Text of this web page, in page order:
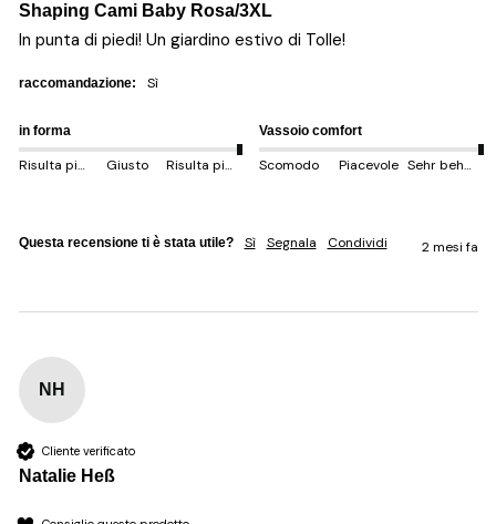
Shaping Cami Baby Rosa/3XL
In punta di piedi! Un giardino estivo di Tolle!
raccomandazione: sì
in forma
Risulta più piccolo Giusto Risulta più grande
Vassoio comfort
Scomodo Piacevole Sehr behem
Questa recensione ti è stata utile? Sì Segnala Condividi 2 mesi fa
NH
Cliente verificato
Natalie Heß